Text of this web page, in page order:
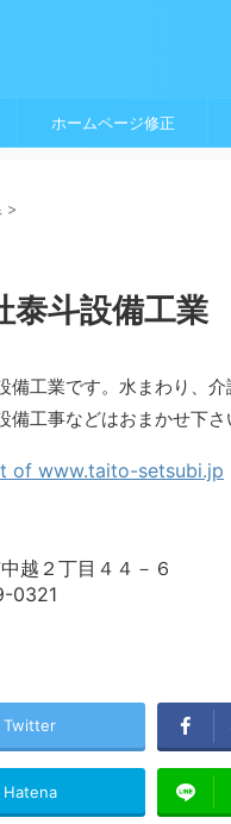
ホームページ修正
>
泰斗設備工業
備工業です。水まわり、
備工事などはおまかせ下さ
越２丁目４４－６
0321
Twitter
Hatena